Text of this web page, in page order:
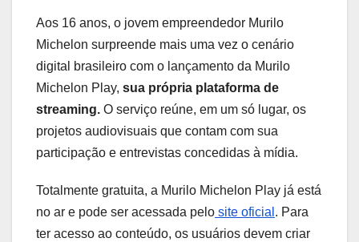
Aos 16 anos, o jovem empreendedor Murilo
Michelon surpreende mais uma vez o cenário
digital brasileiro com o lançamento da Murilo
Michelon Play, sua própria plataforma de
streaming. O serviço reúne, em um só lugar, os
projetos audiovisuais que contam com sua
participação e entrevistas concedidas à mídia.
Totalmente gratuita, a Murilo Michelon Play já está
no ar e pode ser acessada pelo site oficial . Para
ter acesso ao conteúdo, os usuários devem criar